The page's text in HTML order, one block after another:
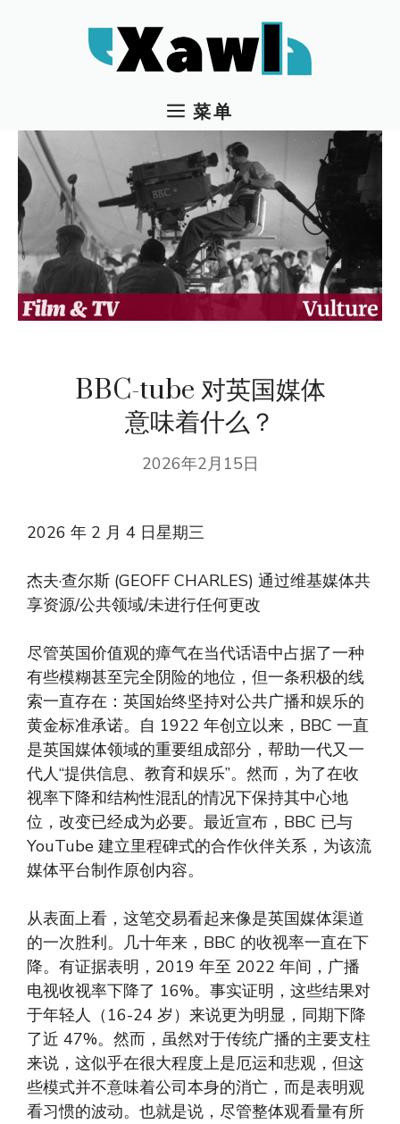
菜单
BBC-tube 对英国媒体
意味着什么？
2026年2月15日
2026 年 2 月 4 日星期三
杰夫·查尔斯 (GEOFF CHARLES) 通过维基媒体共
享资源/公共领域/未进行任何更改
尽管英国价值观的瘴气在当代话语中占据了一种
有些模糊甚至完全阴险的地位，但一条积极的线
索一直存在：英国始终坚持对公共广播和娱乐的
黄金标准承诺。自 1922 年创立以来，BBC 一直
是英国媒体领域的重要组成部分，帮助一代又一
代人“提供信息、教育和娱乐”。然而，为了在收
视率下降和结构性混乱的情况下保持其中心地
位，改变已经成为必要。最近宣布，BBC 已与
YouTube 建立里程碑式的合作伙伴关系，为该流
媒体平台制作原创内容。
从表面上看，这笔交易看起来像是英国媒体渠道
的一次胜利。几十年来，BBC 的收视率一直在下
降。有证据表明，2019 年至 2022 年间，广播
电视收视率下降了 16%。事实证明，这些结果对
于年轻人（16-24 岁）来说更为明显，同期下降
了近 47%。然而，虽然对于传统广播的主要支柱
来说，这似乎在很大程度上是厄运和悲观，但这
些模式并不意味着公司本身的消亡，而是表明观
看习惯的波动。也就是说，尽管整体观看量有所